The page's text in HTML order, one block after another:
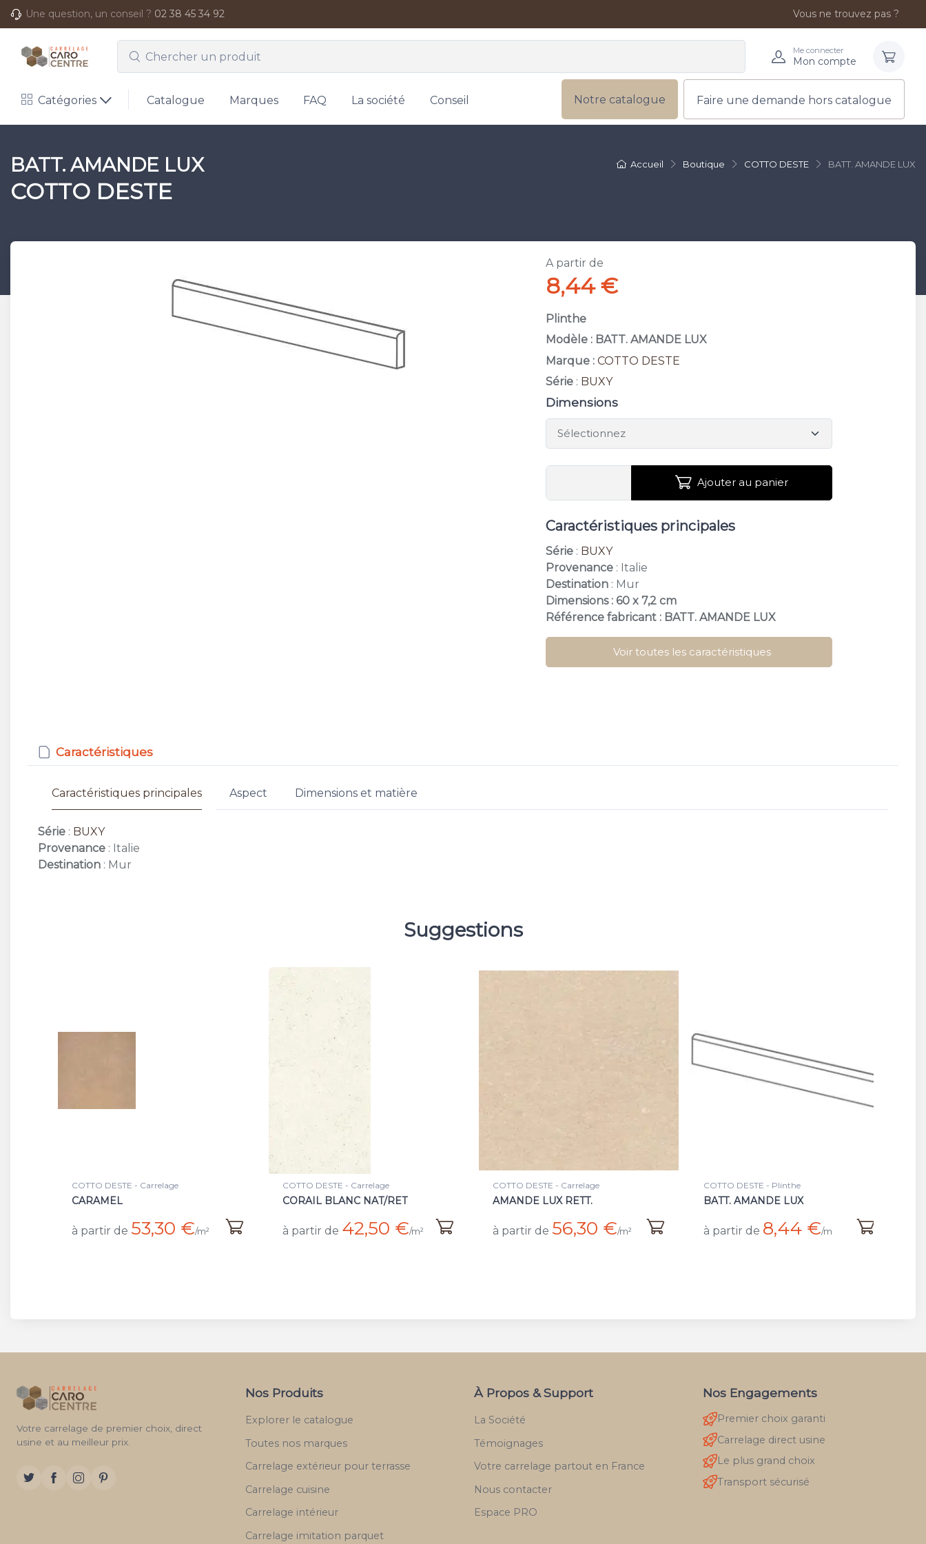
Une question, un conseil ? 02 38 45 34 92 Vous ne trouvez pas ?
Me connecter
Mon compte
Catégories Catalogue Marques FAQ La société Conseil Notre catalogue Faire une demande hors catalogue
Accueil Boutique COTTO DESTE BATT. AMANDE LUX
BATT. AMANDE LUX
COTTO DESTE
A partir de
8,44 €
Plinthe
Modèle : BATT. AMANDE LUX
Marque : COTTO DESTE
Série : BUXY
Dimensions
Ajouter au panier
Caractéristiques principales
Série : BUXY
Provenance : Italie
Destination : Mur
Dimensions : 60 x 7,2 cm
Référence fabricant : BATT. AMANDE LUX
Voir toutes les caractéristiques
Caractéristiques
Caractéristiques principales Aspect Dimensions et matière
Série : BUXY
Provenance : Italie
Destination : Mur
Suggestions
COTTO DESTE - Carrelage
CARAMEL
à partir de 53,30 €/m²
COTTO DESTE - Carrelage
CORAIL BLANC NAT/RET
à partir de 42,50 €/m²
COTTO DESTE - Carrelage
AMANDE LUX RETT.
à partir de 56,30 €/m²
COTTO DESTE - Plinthe
BATT. AMANDE LUX
à partir de 8,44 €/m
Votre carrelage de premier choix, direct
usine et au meilleur prix.
Nos Produits
Explorer le catalogue
Toutes nos marques
Carrelage extérieur pour terrasse
Carrelage cuisine
Carrelage intérieur
Carrelage imitation parquet
À Propos & Support
La Société
Témoignages
Votre carrelage partout en France
Nous contacter
Espace PRO
Nos Engagements
Premier choix garanti
Carrelage direct usine
Le plus grand choix
Transport sécurisé